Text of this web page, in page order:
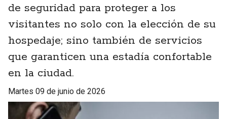
de seguridad para proteger a los
visitantes no solo con la elección de su
hospedaje; sino también de servicios
que garanticen una estadía confortable
en la ciudad.
martes 09 de junio de 2026